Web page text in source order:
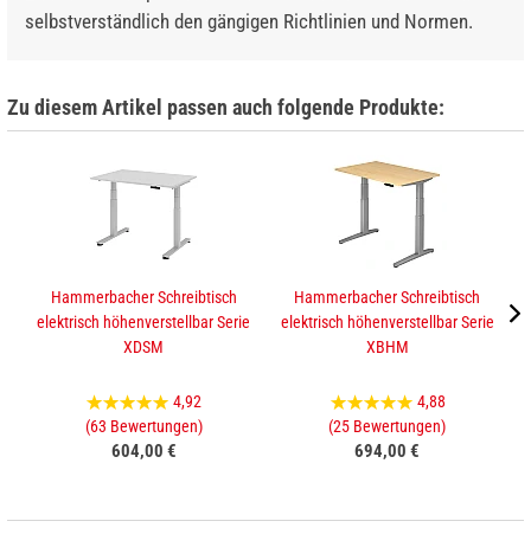
selbstverständlich den gängigen Richtlinien und Normen.
Zu diesem Artikel passen auch folgende Produkte:
Hammerbacher Schreibtisch
elektrisch höhenverstellbar Serie
XDSM
4,92
(63 Bewertungen)
604,00 €
Hammerbacher Schreibtisch
elektrisch höhenverstellbar Serie
XBHM
4,88
(25 Bewertungen)
694,00 €